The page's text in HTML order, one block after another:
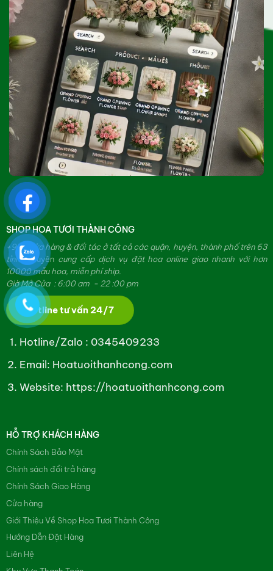
SHOP HOA TƯƠI THÀNH CÔNG
+979 cửa hàng & đối tác ở tất cả các quận, huyện, thành phố trên 63
tỉnh.Chuyêncung cấp dịch vụ đặt hoa online giao nhanh với hơn
10000 mẫu hoa, miễn phí ship.
Giờ Mở Cửa : 6:00 am - 22 :00 pm
Hotline tư vấn 24/7
Hotline/Zalo : 0345409233
Email: Hoatuoithanhcong.com
Website: https://hoatuoithanhcong.com
HỖ TRỢ KHÁCH HÀNG
Chính Sách Bảo Mật
Chính sách đổi trả hàng
Chính Sách Giao Hàng
Cửa hàng
Giới Thiệu Về Shop Hoa Tươi Thành Công
Hướng Dẫn Đặt Hàng
Liên Hệ